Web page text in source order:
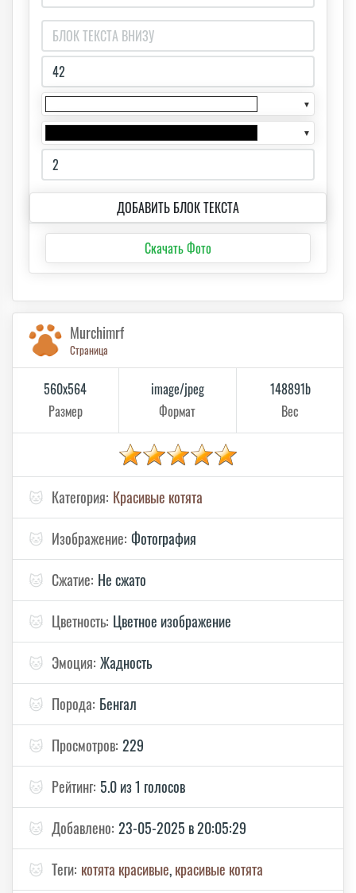
▼
▼
ДОБАВИТЬ БЛОК ТЕКСТА
Скачать Фото
Murchimrf
Страница
560x564
Размер
image/jpeg
Формат
148891b
Вес
🐱 Категория: Красивые котята
🐱 Изображение: Фотография
🐱 Сжатие: Не сжато
🐱 Цветность: Цветное изображение
🐱 Эмоция: Жадность
🐱 Порода: Бенгал
🐱 Просмотров: 229
🐱 Рейтинг: 5.0 из 1 голосов
🐱 Добавлено: 23-05-2025 в 20:05:29
🐱 Теги: котята красивые,красивые котята